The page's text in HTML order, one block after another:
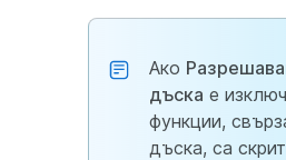
Ако
дъска е
функции,
дъска, са